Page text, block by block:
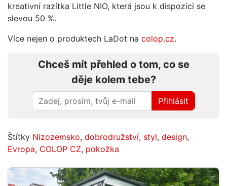
kreativní razítka Little NIO, která jsou k dispozici se
slevou 50 %.
Více nejen o produktech LaDot na colop.cz.
Chceš mít přehled o tom, co se
děje kolem tebe?
Přihlásit
Štítky Nizozemsko, dobrodružství, styl, design,
Evropa, COLOP CZ, pokožka